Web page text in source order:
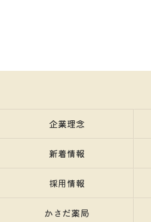
企業理念
新着情報
採用情報
かさだ薬局